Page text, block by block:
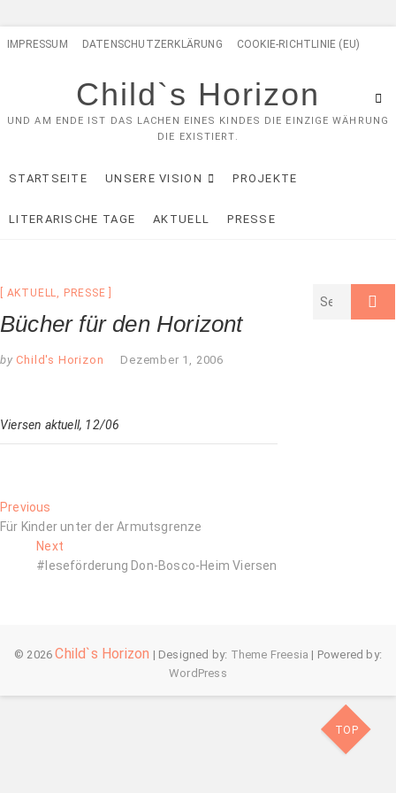
IMPRESSUM DATENSCHUTZERKLÄRUNG COOKIE-RICHTLINIE (EU)
Child`s Horizon
UND AM ENDE IST DAS LACHEN EINES KINDES DIE EINZIGE WÄHRUNG
DIE EXISTIERT.
STARTSEITE UNSERE VISION PROJEKTE
LITERARISCHE TAGE AKTUELL PRESSE
AKTUELL, PRESSE
Bücher für den Horizont
by Child's Horizon Dezember 1, 2006
Viersen aktuell, 12/06
Beitragsnavigation
Previous
post:
Für Kinder unter der Armutsgrenze
Next
post:
#leseförderung Don-Bosco-Heim Viersen
© 2026Child`s Horizon | Designed by: Theme Freesia | Powered by:
WordPress
TOP